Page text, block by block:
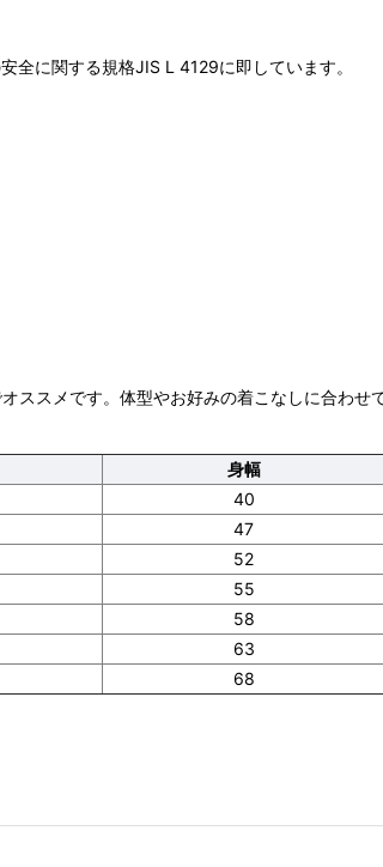
全に関する規格JIS L 4129に即しています。
スメです。体型やお好みの着こなしに合わせ
身幅
40
47
52
55
58
63
68